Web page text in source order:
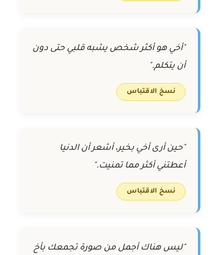
"أخي هو أكثر شخص يشبه قلبي حتى دون
أن يتكلم."
نسخ الاقتباس
"حين أرى أخي بخير، أشعر أن الدنيا
أعطتني أكثر مما تمنيت."
نسخ الاقتباس
"ليس هناك أجمل من صورة تجمعك بأخ